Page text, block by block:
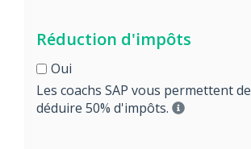
Réduction d'impôts
Oui
Les coachs SAP vous permettent de
déduire 50% d'impôts.